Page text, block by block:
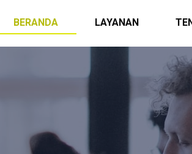
BERANDA LAYANAN